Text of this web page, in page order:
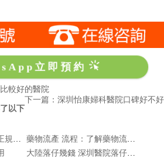
立即預約
較好的醫院
下一篇：深圳怡康婦科醫院口碑好不好
以下